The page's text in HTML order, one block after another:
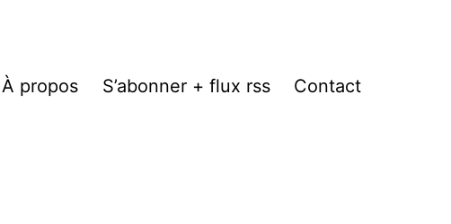
À propos S’abonner + flux rss Contact